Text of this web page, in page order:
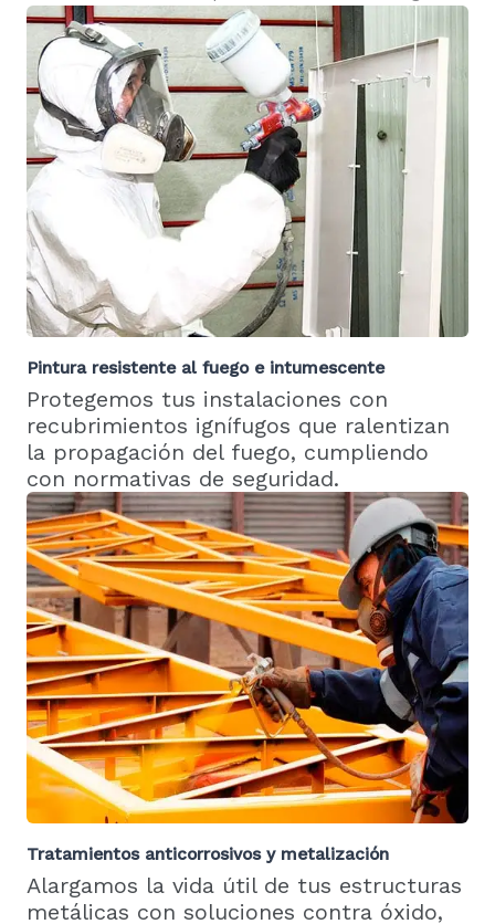
Pintura resistente al fuego e intumescente
Protegemos tus instalaciones con
recubrimientos ignífugos que ralentizan
la propagación del fuego, cumpliendo
con normativas de seguridad.
Tratamientos anticorrosivos y metalización
Alargamos la vida útil de tus estructuras
metálicas con soluciones contra óxido,